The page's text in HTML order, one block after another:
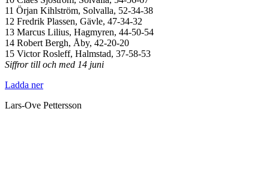
11 Örjan Kihlström, Solvalla, 52-34-38
12 Fredrik Plassen, Gävle, 47-34-32
13 Marcus Lilius, Hagmyren, 44-50-54
14 Robert Bergh, Åby, 42-20-20
15 Victor Rosleff, Halmstad, 37-58-53
Siffror till och med 14 juni
Ladda ner
Lars-Ove Pettersson